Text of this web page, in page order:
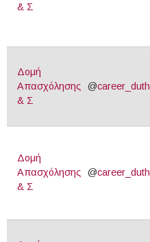
& Σ
Δομή
Απασχόλησης
& Σ
@career_duth
Δομή
Απασχόλησης
& Σ
@career_duth